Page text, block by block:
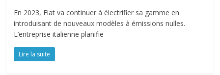
En 2023, Fiat va continuer à électrifier sa gamme en
introduisant de nouveaux modèles à émissions nulles.
L’entreprise italienne planifie
Lire la suite